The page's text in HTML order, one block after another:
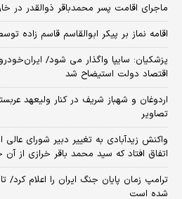
ماجرای اقامت پسر محمدباقر ذوالقدر در
اقامه نماز بر پیکر ابوالقاسم قاسم زاده
پزشکیان: سایپا واگذار می شود/ ایران‌خودرو
اقتصاد دولت استیضاح شد
اردوغان و شهباز شریف در کنار ولیعهد
تصاویر
واکنش زیدآبادی به تغییر دبیر شورای
اتفاق افتاد که سید محمد باقر خرازی از آن
ترامپ زمان پایان جنگ ایران را اعلام
شده است